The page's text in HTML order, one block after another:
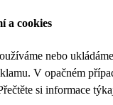
a cookies
nebo
V opačném
si informace